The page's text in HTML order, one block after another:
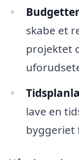
skabe et
projektet
lave en
byggeriet